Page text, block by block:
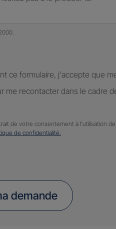
caractères restants
ce formulaire, j'accepte que
me recontacter dans le cadre
de votre consentement à l'utilisation
de confidentialité.
demande